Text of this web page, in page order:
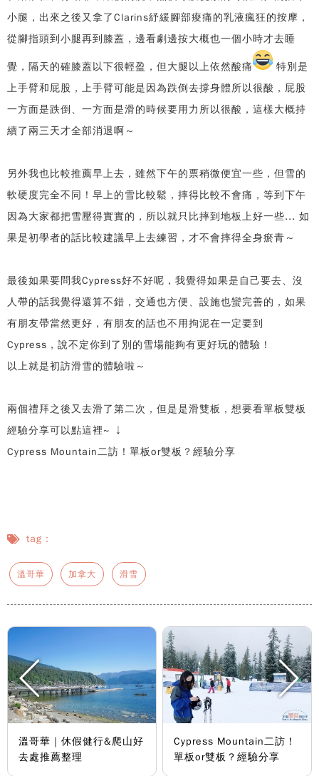
小腿，出來之後又拿了Clarins紓緩腳部痠痛的乳液瘋狂的按摩，
從腳指頭到小腿再到膝蓋，邊看劇邊按大概也一個小時才去睡
覺，隔天的確膝蓋以下很輕盈，但大腿以上依然酸痛
特別是
上手臂和屁股，上手臂可能是因為跌倒去撐身體所以很酸，屁股
一方面是跌倒、一方面是滑的時候要用力所以很酸，這樣大概持
續了兩三天才全部消退啊～
另外我也比較推薦早上去，雖然下午的票稍微便宜一些，但雪的
軟硬度完全不同！早上的雪比較鬆，摔得比較不會痛，等到下午
因為大家都把雪壓得實實的，所以就只比摔到地板上好一些... 如
果是初學者的話比較建議早上去練習，才不會摔得全身瘀青～
最後如果要問我Cypress好不好呢，我覺得如果是自己要去、沒
人帶的話我覺得還算不錯，交通也方便、設施也蠻完善的，如果
有朋友帶當然更好，有朋友的話也不用拘泥在一定要到
Cypress，說不定你到了別的雪場能夠有更好玩的體驗！
以上就是初訪滑雪的體驗啦～
兩個禮拜之後又去滑了第二次，但是是滑雙板，想要看單板雙板
經驗分享可以點這裡~ ↓
Cypress Mountain二訪！單板or雙板？經驗分享
tag：
溫哥華 加拿大 滑雪
溫哥華｜休假健行&爬山好
去處推薦整理
Cypress Mountain二訪！
單板or雙板？經驗分享